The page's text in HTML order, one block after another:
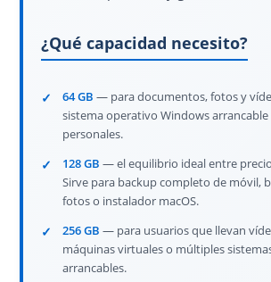
¿Qué capacidad necesito?
64 GB — para documentos, fotos y
sistema operativo Windows arrancable
personales.
128 GB — el equilibrio ideal entre
Sirve para backup completo de móvil,
fotos o instalador macOS.
256 GB — para usuarios que llevan
máquinas virtuales o múltiples
arrancables.